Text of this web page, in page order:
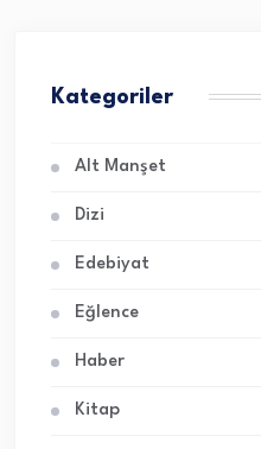
Kategoriler
Alt Manşet
Dizi
Edebiyat
Eğlence
Haber
Kitap